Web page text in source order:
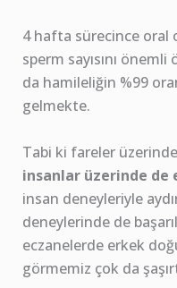
4 hafta sürecince oral
sperm sayısını
da hamileliğin %99
gelmekte.
Tabi ki fareler
insanlar üzerinde de
insan deneyleriyle
deneylerinde de
eczanelerde erkek
görmemiz çok da